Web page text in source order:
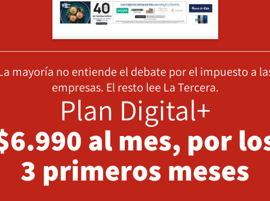
mayoría no entiende el debate por el impuesto a
empresas. El resto lee La Tercera.
Plan Digital+
al mes, por
3 primeros meses